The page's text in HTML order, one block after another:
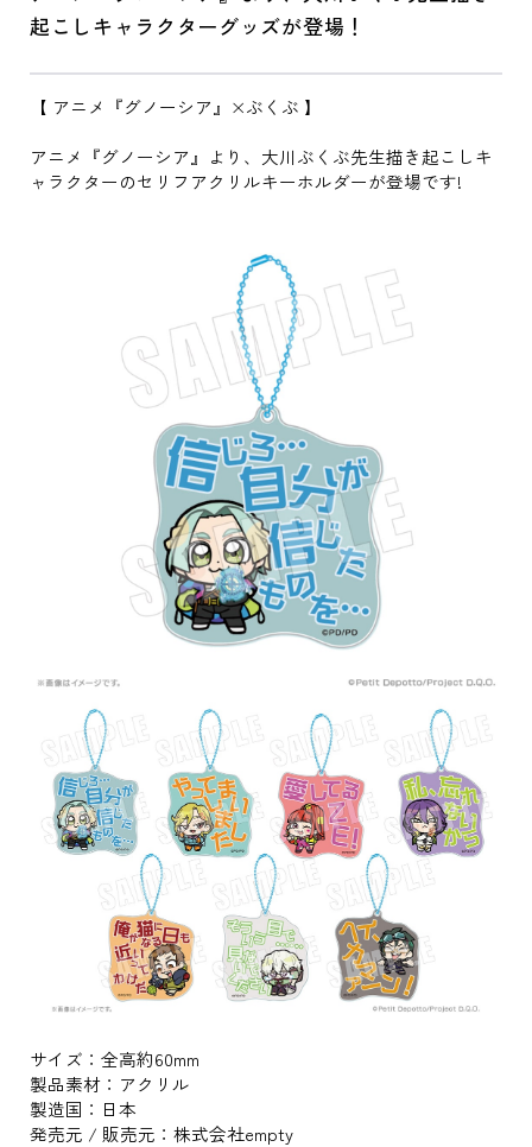
起こしキャラクターグッズが登場！
【 アニメ『グノーシア』×ぶくぶ 】
アニメ『グノーシア』より、大川ぶくぶ先生描き起こしキ
ャラクターのセリフアクリルキーホルダーが登場です!
サイズ：全高約60mm
製品素材：アクリル
製造国：日本
発売元 / 販売元：株式会社empty